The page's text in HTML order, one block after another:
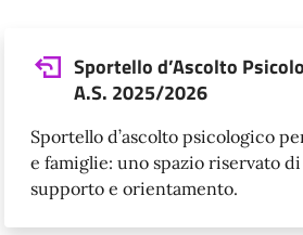
Sportello d’Ascolto
A.S. 2025/2026
Sportello d’ascolto psicologico
e famiglie: uno spazio riservato
supporto e orientamento.